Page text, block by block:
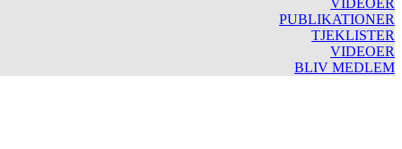
VIDEOER
PUBLIKATIONER
TJEKLISTER
VIDEOER
BLIV MEDLEM